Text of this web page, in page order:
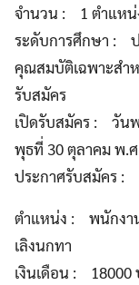
จำนวน : 1 ตำแหน่
ระดับการศึกษา :
คุณสมบัติเฉพาะสำ
รับสมัคร
เปิดรับสมัคร : วัน
พุธที่ 30 ตุลาคม พ.
ประกาศรับสมัคร :
ตำแหน่ง : พนักงา
เลิงนกทา
เงินเดือน : 18000